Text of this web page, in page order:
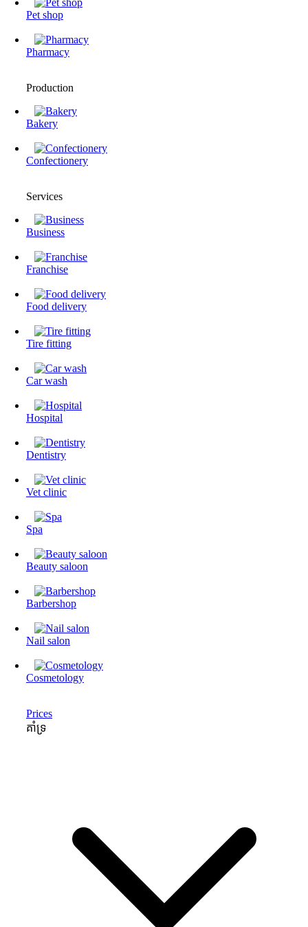
Pet shop
Pharmacy
Production
Bakery
Confectionery
Services
Business
Franchise
Food delivery
Tire fitting
Сar wash
Hospital
Dentistry
Vet clinic
Spa
Beauty saloon
Barbershop
Nail salon
Cosmetology
Prices
គាំទ្រ